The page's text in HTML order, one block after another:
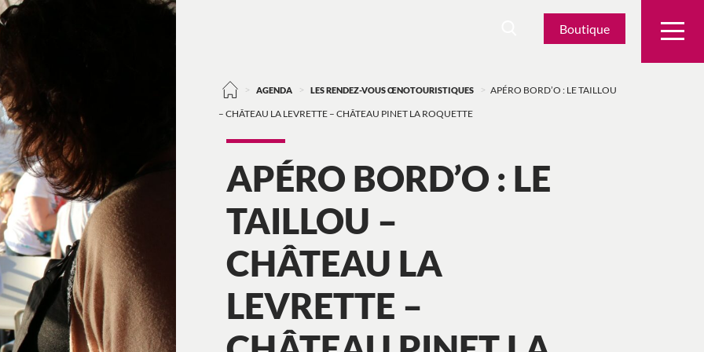
Boutique
> AGENDA > LES RENDEZ-VOUS ŒNOTOURISTIQUES > APÉRO BORD’O : LE TAILLOU
– CHÂTEAU LA LEVRETTE – CHÂTEAU PINET LA ROQUETTE
APÉRO BORD’O : LE
TAILLOU –
CHÂTEAU LA
LEVRETTE –